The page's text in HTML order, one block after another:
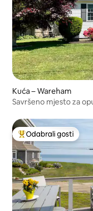
Kuća – Wareham
Savršeno mjesto za
Među najviše
Odabrali gosti